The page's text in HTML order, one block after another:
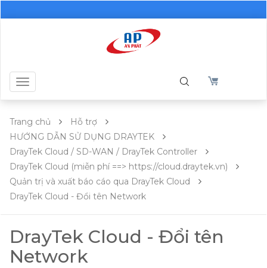
Toggle
navigation
Trang chủ
Hỗ trợ
HƯỚNG DẪN SỬ DỤNG DRAYTEK
DrayTek Cloud / SD-WAN / DrayTek Controller
DrayTek Cloud (miễn phí ==> https://cloud.draytek.vn)
Quản trị và xuất báo cáo qua DrayTek Cloud
DrayTek Cloud - Đổi tên Network
DrayTek Cloud - Đổi tên
Network